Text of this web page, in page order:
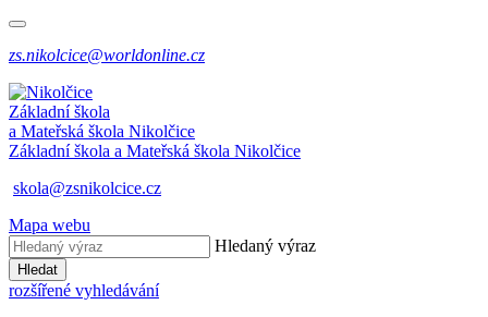
zs.nikolcice@worldonline.cz
Základní škola
a Mateřská škola Nikolčice
Základní škola a Mateřská škola Nikolčice
skola@zsnikolcice.cz
Mapa webu
Hledaný výraz
Hledat
rozšířené vyhledávání